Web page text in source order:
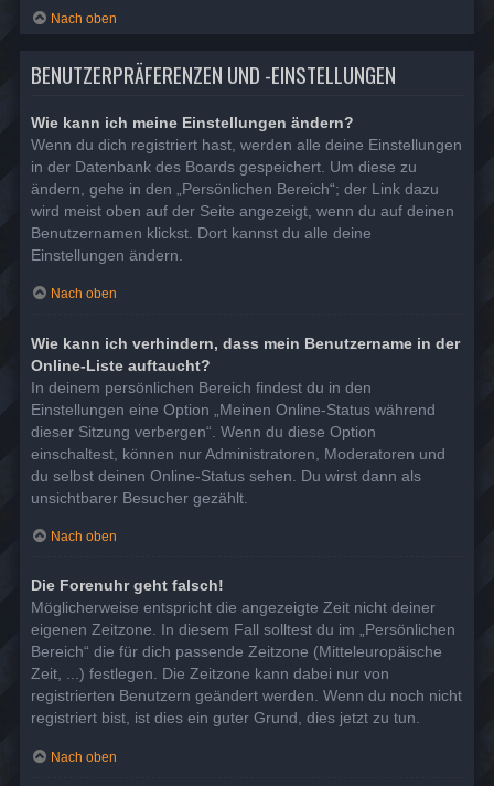
Nach oben
BENUTZERPRÄFERENZEN UND -EINSTELLUNGEN
Wie kann ich meine Einstellungen ändern?
Wenn du dich registriert hast, werden alle deine Einstellungen
in der Datenbank des Boards gespeichert. Um diese zu
ändern, gehe in den „Persönlichen Bereich“; der Link dazu
wird meist oben auf der Seite angezeigt, wenn du auf deinen
Benutzernamen klickst. Dort kannst du alle deine
Einstellungen ändern.
Nach oben
Wie kann ich verhindern, dass mein Benutzername in der
Online-Liste auftaucht?
In deinem persönlichen Bereich findest du in den
Einstellungen eine Option „Meinen Online-Status während
dieser Sitzung verbergen“. Wenn du diese Option
einschaltest, können nur Administratoren, Moderatoren und
du selbst deinen Online-Status sehen. Du wirst dann als
unsichtbarer Besucher gezählt.
Nach oben
Die Forenuhr geht falsch!
Möglicherweise entspricht die angezeigte Zeit nicht deiner
eigenen Zeitzone. In diesem Fall solltest du im „Persönlichen
Bereich“ die für dich passende Zeitzone (Mitteleuropäische
Zeit, ...) festlegen. Die Zeitzone kann dabei nur von
registrierten Benutzern geändert werden. Wenn du noch nicht
registriert bist, ist dies ein guter Grund, dies jetzt zu tun.
Nach oben